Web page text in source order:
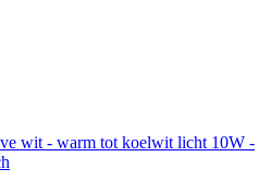
wit - warm tot koelwit licht 10W -